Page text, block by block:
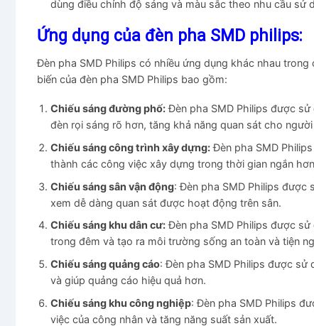
dùng điều chỉnh độ sáng và màu sắc theo nhu cầu sử
Ứng dụng của đèn pha SMD philips:
Đèn pha SMD Philips có nhiều ứng dụng khác nhau
biến của đèn pha SMD Philips bao gồm:
Chiếu sáng đường phố:Đèn pha SMD Philips được sử
đèn rọi sáng rõ hơn, tăng khả năng quan sát cho
Chiếu sáng công trình xây dựng:Đèn pha SMD
thành các công việc xây dựng trong thời gian ngắn
Chiếu sáng sân vận động: Đèn pha SMD Philips được
xem dễ dàng quan sát được hoạt động trên sân.
Chiếu sáng khu dân cư:Đèn pha SMD Philips được sử
trong đêm và tạo ra môi trường sống an toàn và tiện
Chiếu sáng quảng cáo: Đèn pha SMD Philips được sử
và giúp quảng cáo hiệu quả hơn.
Chiếu sáng khu công nghiệp: Đèn pha SMD Philips
việc của công nhân và tăng năng suất sản xuất.